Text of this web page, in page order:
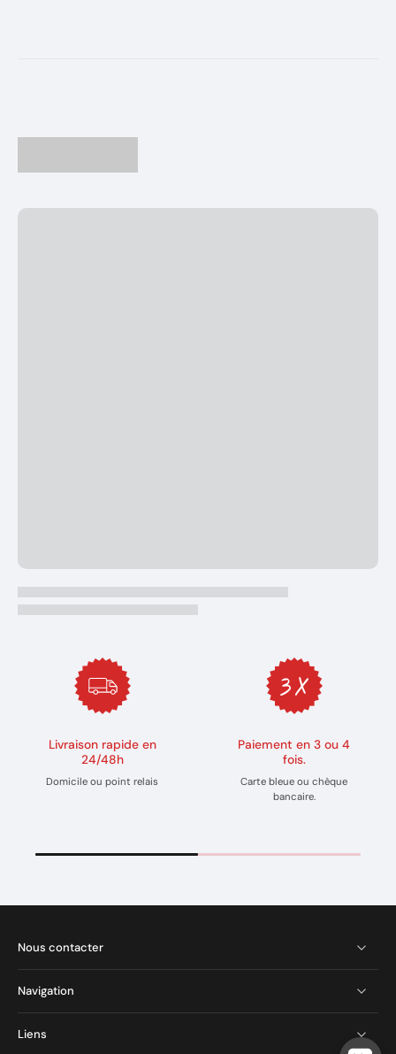
Livraison rapide en
24/48h
Domicile ou point relais
Paiement en 3 ou 4
fois.
Carte bleue ou chèque
bancaire.
Nous contacter
Navigation
Liens